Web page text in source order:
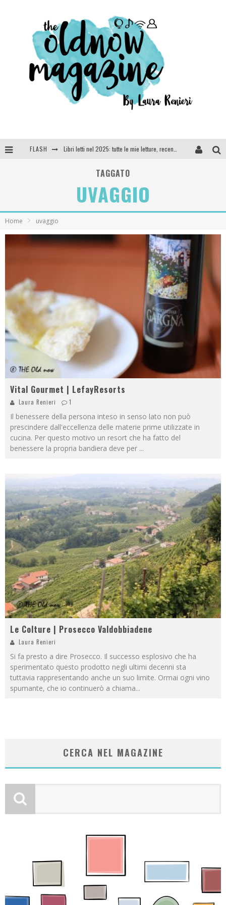
FLASH
SEE YOU AT 5 | Chanel
Anya Taylor-Joy, Jisoo e Willow Smith protagoniste della nuova campagna Dior Addict
TAGGATO
UVAGGIO
Home uvaggio
Vital Gourmet | LefayResorts
Laura Renieri 1
Il benessere della persona inteso in senso lato non può
prescindere dall'eccellenza delle materie prime utilizzate in
cucina. Per questo motivo un resort che ha fatto del
benessere la propria bandiera deve per ...
Le Colture | Prosecco Valdobbiadene
Laura Renieri
Si fa presto a dire Prosecco. Il successo esplosivo che ha
sperimentato questo prodotto negli ultimi decenni sta
tuttavia rappresentando anche un suo limite. Ormai ogni vino
spumante, che io continuerò a chiama...
CERCA NEL MAGAZINE